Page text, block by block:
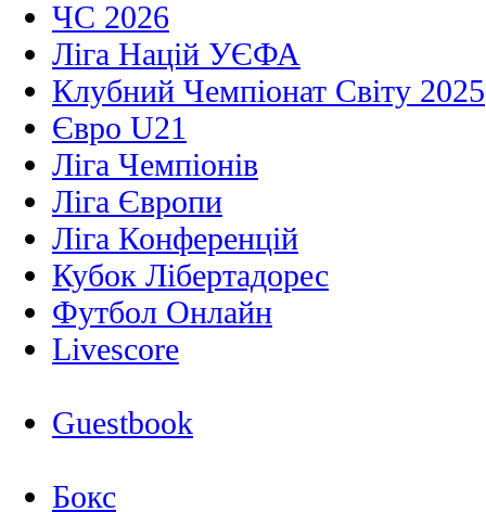
ЧС 2026
Ліга Націй УЄФА
Клубний Чемпіонат Світу 2025
Євро U21
Ліга Чемпіонів
Ліга Європи
Ліга Конференцій
Кубок Лібертадорес
Футбол Онлайн
Livescore
Guestbook
Бокс